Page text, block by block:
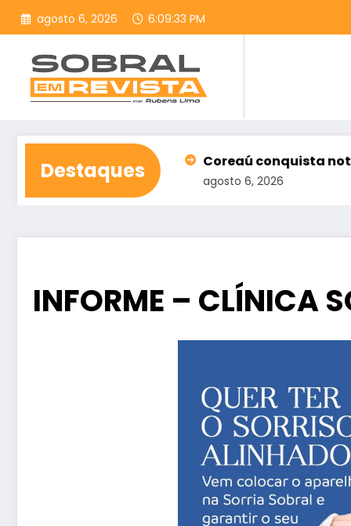
Pular
para
conteúdo
agosto 6, 2026 6:09:34 PM
DestaquesCoreaú conquista nota máxima no
agosto 6, 2026
INFORME – CLÍNICA